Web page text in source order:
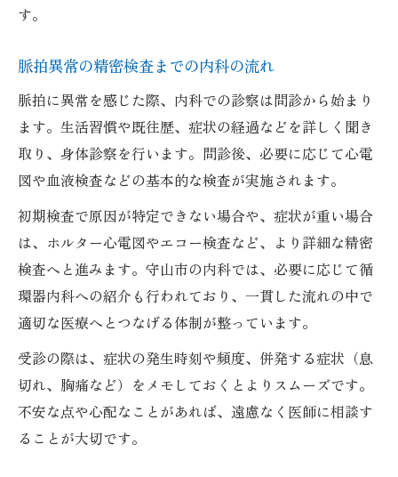
す。
脈拍異常の精密検査までの内科の流れ
脈拍に異常を感じた際、内科での診察は問診から始まり
ます。生活習慣や既往歴、症状の経過などを詳しく聞き
取り、身体診察を行います。問診後、必要に応じて心電
図や血液検査などの基本的な検査が実施されます。
初期検査で原因が特定できない場合や、症状が重い場合
は、ホルター心電図やエコー検査など、より詳細な精密
検査へと進みます。守山市の内科では、必要に応じて循
環器内科への紹介も行われており、一貫した流れの中で
適切な医療へとつなげる体制が整っています。
受診の際は、症状の発生時刻や頻度、併発する症状（息
切れ、胸痛など）をメモしておくとよりスムーズです。
不安な点や心配なことがあれば、遠慮なく医師に相談す
ることが大切です。